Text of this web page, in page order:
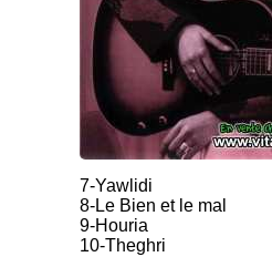
7-Yawlidi
8-Le Bien et le mal
9-Houria
10-Theghri